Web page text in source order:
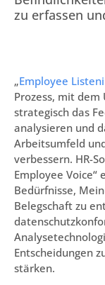
zu erfassen
„Employee
Prozess, mit
strategisch das
analysieren und
Arbeitsumfeld
verbessern. HR-
Employee
Bedürfnisse,
Belegschaft zu
Entscheidungen
stärken.